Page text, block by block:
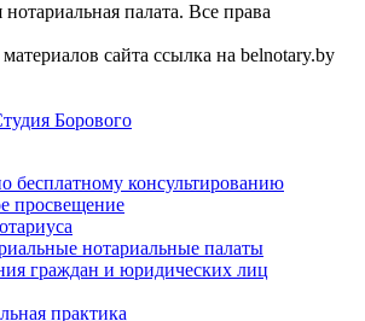
палата. Все права
сайта ссылка на belnotary.by
Борового
бесплатному консультированию
просвещение
нотариальные палаты
граждан и юридических лиц
практика